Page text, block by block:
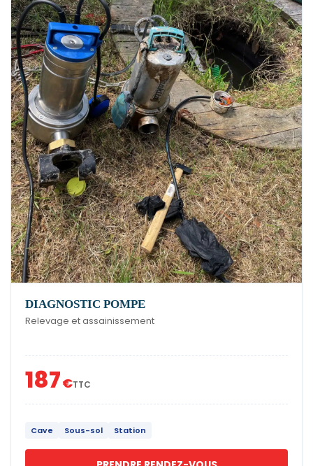
DIAGNOSTIC POMPE
Relevage et assainissement
187€TTC
Cave Sous-sol Station